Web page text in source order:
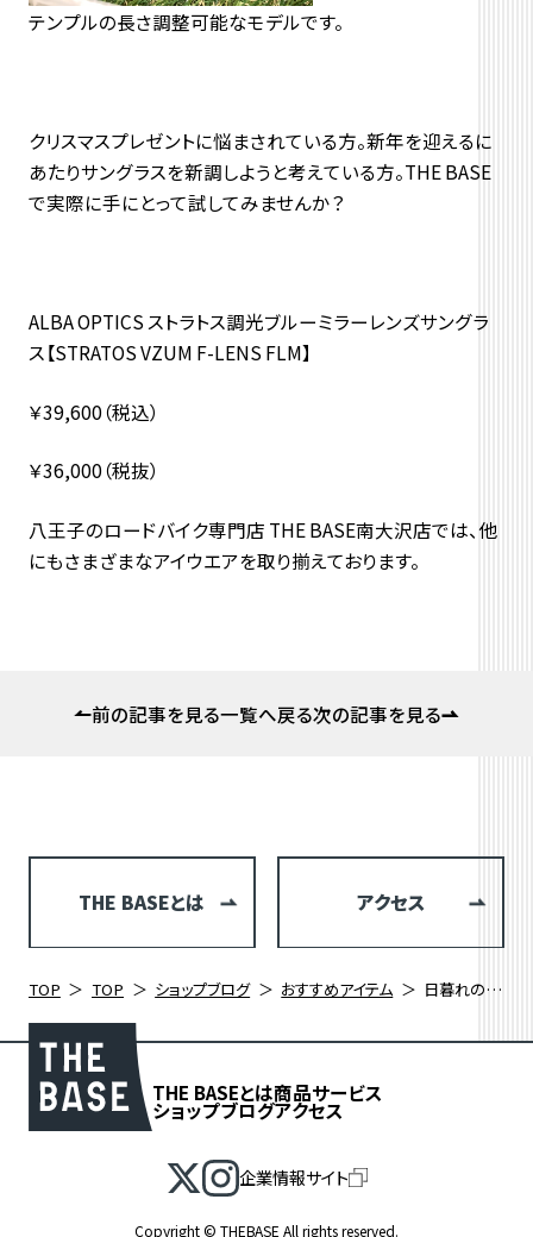
テンプルの長さ調整可能なモデルです。
クリスマスプレゼントに悩まされている方。新年を迎えるに
あたりサングラスを新調しようと考えている方。THE BASE
で実際に手にとって試してみませんか？
ALBA OPTICS ストラトス調光ブルーミラーレンズサングラ
ス【STRATOS VZUM F-LENS FLM】
￥39,600（税込）
￥36,000（税抜）
八王子のロードバイク専門店 THE BASE南大沢店では、他
にもさまざまなアイウエアを取り揃えております。
前の記事を見る一覧へ戻る次の記事を見る
THE BASEとは アクセス
TOP TOP ショップブログ おすすめアイテム 日暮れの早い時期には偏光レンズ サングラスの選び方 ～ALBA OPTICS～
THE BASEとは商品サービス
ショップブログアクセス
企業情報サイト
Copyright © THEBASE All rights reserved.